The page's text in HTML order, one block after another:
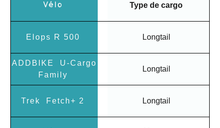
Type de cargo
Longtail
Longtail
Longtail